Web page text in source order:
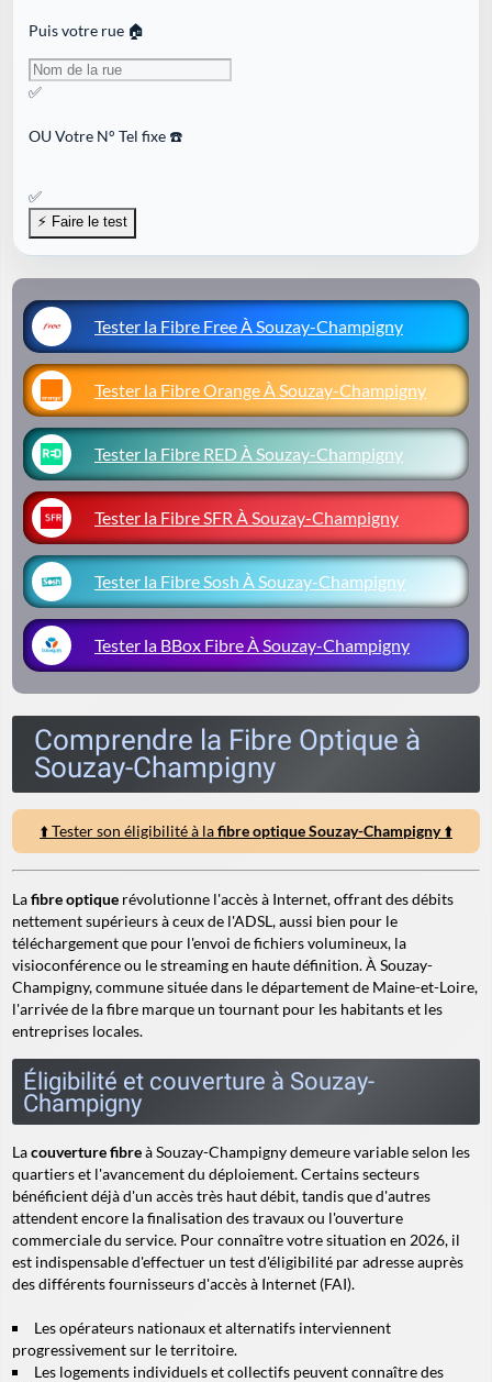
Puis votre rue 🏠
✅
OUVotre N° Tel fixe ☎️
✅
Tester la Fibre Free À Souzay-Champigny
Tester la Fibre Orange À Souzay-Champigny
Tester la Fibre RED À Souzay-Champigny
Tester la Fibre SFR À Souzay-Champigny
Tester la Fibre Sosh À Souzay-Champigny
Tester la BBox Fibre À Souzay-Champigny
Comprendre la Fibre Optique à
Souzay-Champigny
⬆️ Tester son éligibilité à lafibre optique Souzay-Champigny⬆️
Lafibre optique révolutionne l'accès à Internet, offrant des débits
nettement supérieurs à ceux de l'ADSL, aussi bien pour le
téléchargement que pour l'envoi de fichiers volumineux, la
visioconférence ou le streaming en haute définition. À Souzay-
Champigny, commune située dans le département de Maine-et-Loire,
l'arrivée de la fibre marque un tournant pour les habitants et les
entreprises locales.
Éligibilité et couverture à Souzay-
Champigny
Lacouverture fibreà Souzay-Champigny demeure variable selon les
quartiers et l'avancement du déploiement. Certains secteurs
bénéficient déjà d'un accès très haut débit, tandis que d'autres
attendent encore la finalisation des travaux ou l'ouverture
commerciale du service. Pour connaître votre situation en 2026, il
est indispensable d'effectuer un test d'éligibilité par adresse auprès
des différents fournisseurs d'accès à Internet (FAI).
Les opérateurs nationaux et alternatifs interviennent
progressivement sur le territoire.
Les logements individuels et collectifs peuvent connaître des